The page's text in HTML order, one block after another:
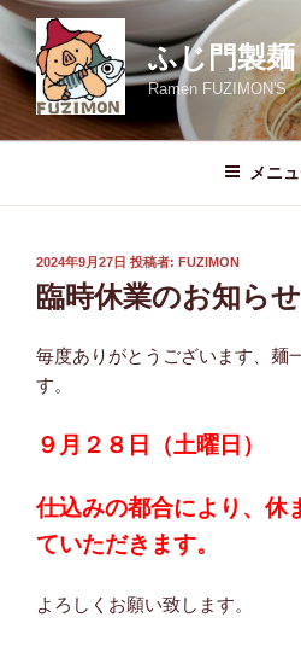
コ
テ
ふじ門製麺
Ramen FUZIMON'S
メニ
投
稿
日:
2024年9月27日 投稿者: FUZIMON
臨時休業のお知らせ
毎度ありがとうございます、麺
す。
９月２８日（土曜日）
仕込みの都合により、休
ていただきます。
よろしくお願い致します。